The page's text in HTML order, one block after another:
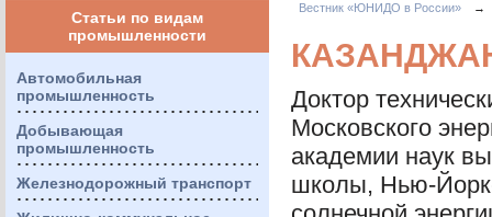
Статьи по видам
промышленности
Автомобильная
промышленность
Добывающая
промышленность
Железнодорожный транспорт
Вестник «ЮНИДО в России» →
Доктор
Московского
академии наук
школы, Нью-